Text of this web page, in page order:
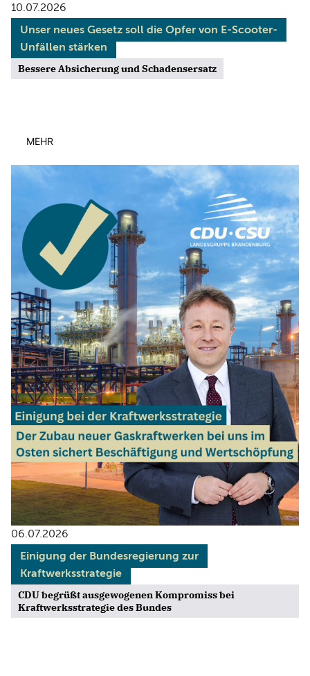
10.07.2026
Unser neues Gesetz soll die Opfer von E-Scooter-
Unfällen stärken
Bessere Absicherung und Schadensersatz
MEHR
06.07.2026
Einigung der Bundesregierung zur
Kraftwerksstrategie
CDU begrüßt ausgewogenen Kompromiss bei
Kraftwerksstrategie des Bundes